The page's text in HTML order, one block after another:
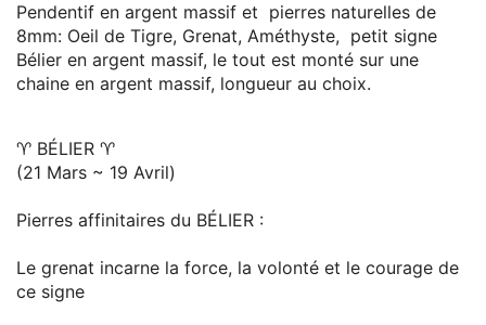
Pendentif en argent massif et pierres naturelles de
8mm: Oeil de Tigre, Grenat, Améthyste, petit signe
Bélier en argent massif, le tout est monté sur une
chaine en argent massif, longueur au choix.
♈️ BÉLIER ♈️
(21 Mars ~ 19 Avril)
Pierres affinitaires du BÉLIER :
Le grenat incarne la force, la volonté et le courage de
ce signe